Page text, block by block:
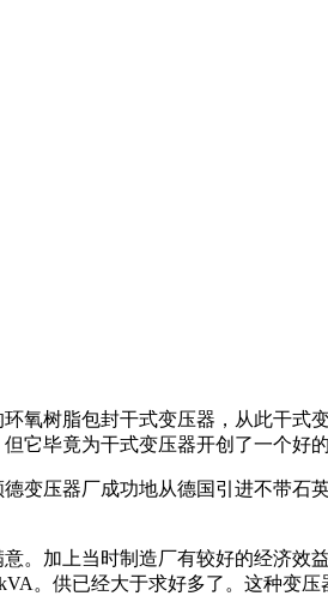
氧树脂包封干式变压器，从此干式
毕竟为干式变压器开创了一个好
压器厂成功地从德国引进不带石
加上当时制造厂有较好的经济效
。供已经大于求好多了。这种变压